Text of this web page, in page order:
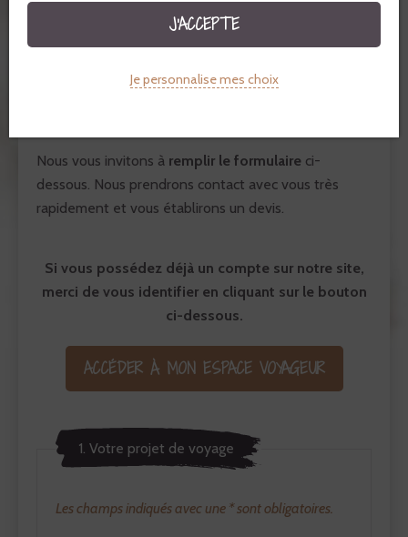
J'ACCEPTE
Je personnalise mes choix
aimeriez vivre cette expérienceen couple, en
comité d’entreprise, établissement scolaire…), aux
Nous vous invitons à remplir le formulaire ci-
dessous. Nous prendrons contact avec vous très
rapidement et vous établirons un devis.
Si vous possédez déjà un compte sur notre site,
merci de vous identifier en cliquant sur le bouton
ci-dessous.
ACCÉDER À MON ESPACE VOYAGEUR
1. Votre projet de voyage
Les champs indiqués avec une * sont obligatoires.